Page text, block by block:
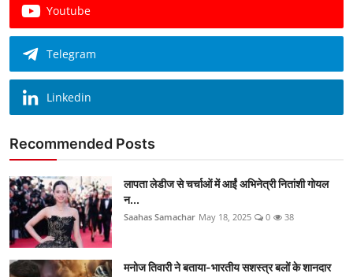
Youtube
Telegram
Linkedin
Recommended Posts
लापता लेडीज से चर्चाओं में आईं अभिनेत्री नितांशी गोयल
न...
Saahas Samachar May 18, 2025 0 38
मनोज तिवारी ने बताया-भारतीय सशस्त्र बलों के शानदार